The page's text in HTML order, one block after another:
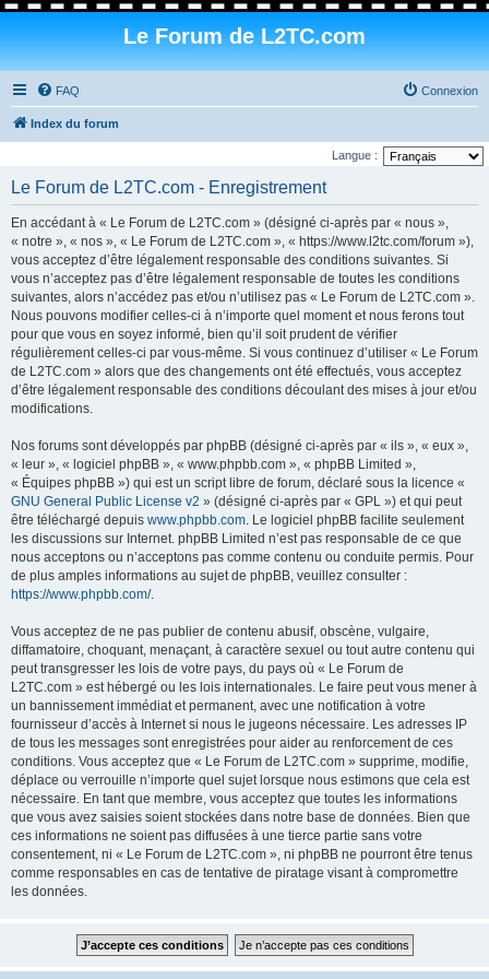
Le Forum de L2TC.com
FAQ Connexion
Index du forum
Langue :
Le Forum de L2TC.com - Enregistrement
En accédant à « Le Forum de L2TC.com » (désigné ci-après par « nous »,
« notre », « nos », « Le Forum de L2TC.com », « https://www.l2tc.com/forum »),
vous acceptez d’être légalement responsable des conditions suivantes. Si
vous n’acceptez pas d’être légalement responsable de toutes les conditions
suivantes, alors n’accédez pas et/ou n’utilisez pas « Le Forum de L2TC.com ».
Nous pouvons modifier celles-ci à n’importe quel moment et nous ferons tout
pour que vous en soyez informé, bien qu’il soit prudent de vérifier
régulièrement celles-ci par vous-même. Si vous continuez d’utiliser « Le Forum
de L2TC.com » alors que des changements ont été effectués, vous acceptez
d’être légalement responsable des conditions découlant des mises à jour et/ou
modifications.
Nos forums sont développés par phpBB (désigné ci-après par « ils », « eux »,
« leur », « logiciel phpBB », « www.phpbb.com », « phpBB Limited »,
« Équipes phpBB ») qui est un script libre de forum, déclaré sous la licence «
GNU General Public License v2 » (désigné ci-après par « GPL ») et qui peut
être téléchargé depuis www.phpbb.com. Le logiciel phpBB facilite seulement
les discussions sur Internet. phpBB Limited n’est pas responsable de ce que
nous acceptons ou n’acceptons pas comme contenu ou conduite permis. Pour
de plus amples informations au sujet de phpBB, veuillez consulter :
https://www.phpbb.com/.
Vous acceptez de ne pas publier de contenu abusif, obscène, vulgaire,
diffamatoire, choquant, menaçant, à caractère sexuel ou tout autre contenu qui
peut transgresser les lois de votre pays, du pays où « Le Forum de
L2TC.com » est hébergé ou les lois internationales. Le faire peut vous mener à
un bannissement immédiat et permanent, avec une notification à votre
fournisseur d’accès à Internet si nous le jugeons nécessaire. Les adresses IP
de tous les messages sont enregistrées pour aider au renforcement de ces
conditions. Vous acceptez que « Le Forum de L2TC.com » supprime, modifie,
déplace ou verrouille n’importe quel sujet lorsque nous estimons que cela est
nécessaire. En tant que membre, vous acceptez que toutes les informations
que vous avez saisies soient stockées dans notre base de données. Bien que
ces informations ne soient pas diffusées à une tierce partie sans votre
consentement, ni « Le Forum de L2TC.com », ni phpBB ne pourront être tenus
comme responsables en cas de tentative de piratage visant à compromettre
les données.